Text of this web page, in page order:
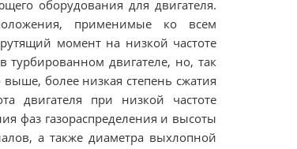
оборудования для двигателя.
применимые ко всем
момент на низкой частоте
турбированном двигателе, но, так
более низкая степень сжатия
двигателя при низкой частоте
фаз газораспределения и высоты
а также диаметра выхлопной